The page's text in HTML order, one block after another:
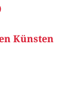
Künsten